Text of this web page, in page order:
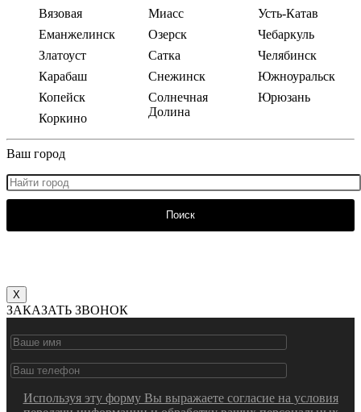
Вязовая
Еманжелинск
Златоуст
Карабаш
Копейск
Коркино
Миасс
Озерск
Сатка
Снежинск
Солнечная
Долина
Усть-Катав
Чебаркуль
Челябинск
Южноуральск
Юрюзань
Ваш город
Поиск
X
ЗАКАЗАТЬ ЗВОНОК
Используя эту форму Вы выражаете согласие на условия